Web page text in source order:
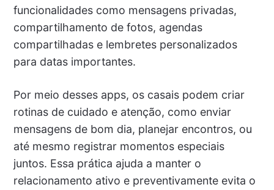
funcionalidades como mensagens privadas,
compartilhamento de fotos, agendas
compartilhadas e lembretes personalizados
para datas importantes.
Por meio desses apps, os casais podem criar
rotinas de cuidado e atenção, como enviar
mensagens de bom dia, planejar encontros, ou
até mesmo registrar momentos especiais
juntos. Essa prática ajuda a manter o
relacionamento ativo e preventivamente evita o